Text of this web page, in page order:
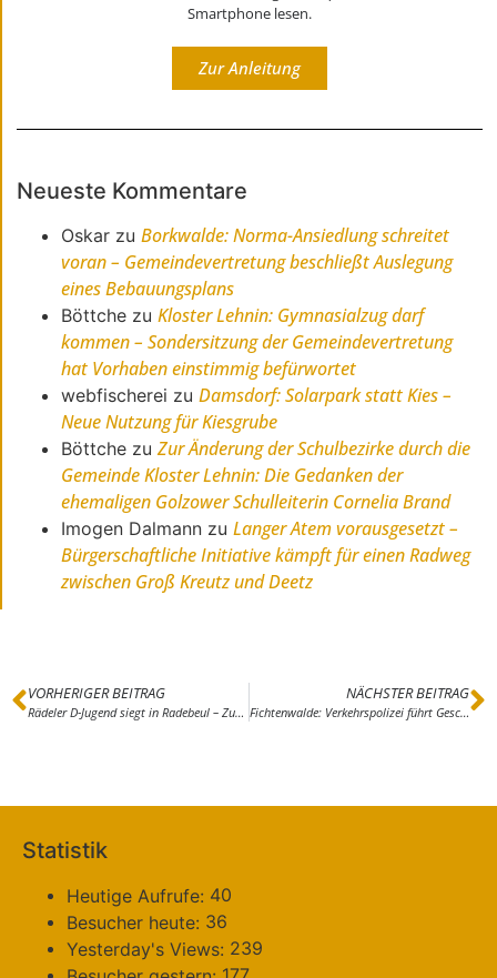
Smartphone lesen.
Zur Anleitung
Neueste Kommentare
Oskar zuBorkwalde: Norma-Ansiedlung schreitet
voran – Gemeindevertretung beschließt Auslegung
eines Bebauungsplans
Böttche zuKloster Lehnin: Gymnasialzug darf
kommen – Sondersitzung der Gemeindevertretung
hat Vorhaben einstimmig befürwortet
webfischerei zuDamsdorf: Solarpark statt Kies –
Neue Nutzung für Kiesgrube
Böttche zuZur Änderung der Schulbezirke durch die
Gemeinde Kloster Lehnin: Die Gedanken der
ehemaligen Golzower Schulleiterin Cornelia Brand
Imogen Dalmann zuLanger Atem vorausgesetzt –
Bürgerschaftliche Initiative kämpft für einen Radweg
zwischen Groß Kreutz und Deetz
VORHERIGER BEITRAG
Rädeler D-Jugend siegt in Radebeul – Zum ersten Mal im Trainingslager
NÄCHSTER BEITRAG
Fichtenwalde: Verkehrspolizei führt Geschwindigkeitsmessungen durch
Statistik
Heutige Aufrufe: 40
Besucher heute: 36
Yesterday's Views: 239